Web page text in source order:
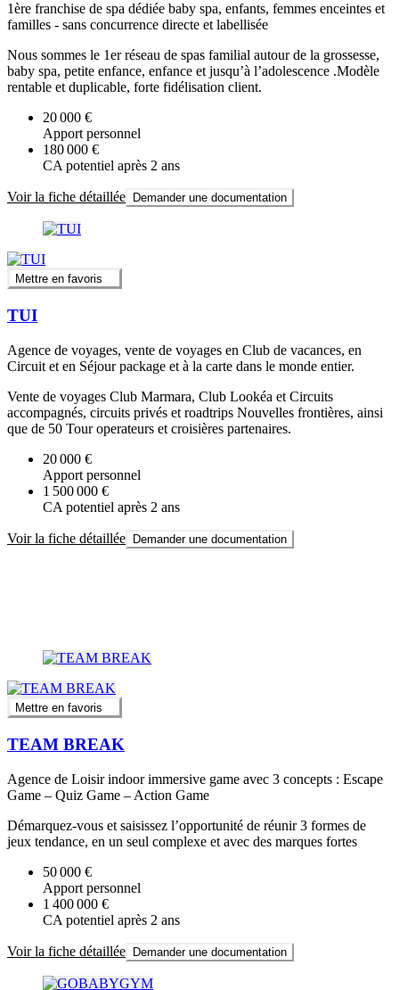
1ère franchise de spa dédiée baby spa, enfants, femmes enceintes et
familles - sans concurrence directe et labellisée
Nous sommes le 1er réseau de spas familial autour de la grossesse,
baby spa, petite enfance, enfance et jusqu’à l’adolescence .Modèle
rentable et duplicable, forte fidélisation client.
20 000 €
Apport personnel
180 000 €
CA potentiel après 2 ans
Voir la fiche détaillée Demander une documentation
Mettre en favoris
TUI
Agence de voyages, vente de voyages en Club de vacances, en
Circuit et en Séjour package et à la carte dans le monde entier.
Vente de voyages Club Marmara, Club Lookéa et Circuits
accompagnés, circuits privés et roadtrips Nouvelles frontières, ainsi
que de 50 Tour operateurs et croisières partenaires.
20 000 €
Apport personnel
1 500 000 €
CA potentiel après 2 ans
Voir la fiche détaillée Demander une documentation
Mettre en favoris
TEAM BREAK
Agence de Loisir indoor immersive game avec 3 concepts : Escape
Game – Quiz Game – Action Game
Démarquez-vous et saisissez l’opportunité de réunir 3 formes de
jeux tendance, en un seul complexe et avec des marques fortes
50 000 €
Apport personnel
1 400 000 €
CA potentiel après 2 ans
Voir la fiche détaillée Demander une documentation